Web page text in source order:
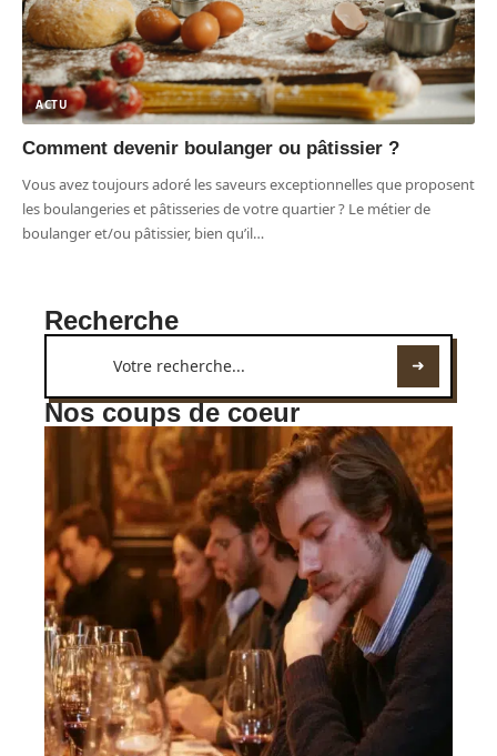
ACTU
Comment devenir boulanger ou pâtissier ?
Vous avez toujours adoré les saveurs exceptionnelles que proposent
les boulangeries et pâtisseries de votre quartier ? Le métier de
boulanger et/ou pâtissier, bien qu’il…
Recherche
Nos coups de coeur